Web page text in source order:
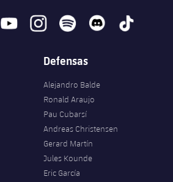
youtubeinstagramspotify discord tiktok
Defensas
Alejandro Balde
Ronald Araujo
Pau Cubarsí
Andreas Christensen
Gerard Martín
Jules Kounde
Eric García